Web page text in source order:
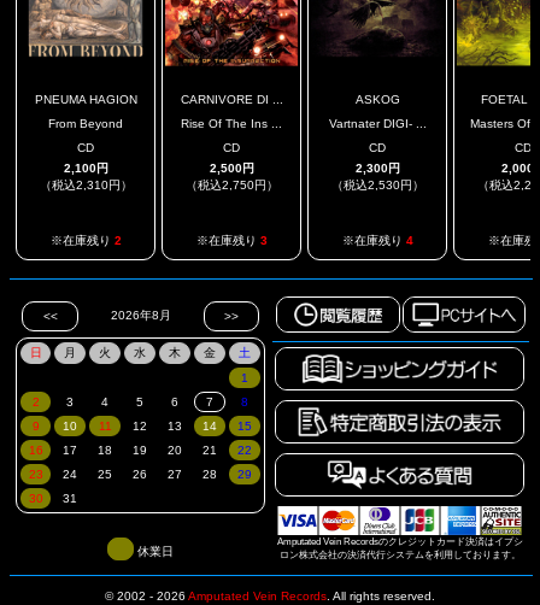
PNEUMA HAGION
From Beyond
CD
2,100円
（税込2,310円）
※在庫残り 2
CARNIVORE DI ...
Rise Of The Ins ...
CD
2,500円
（税込2,750円）
※在庫残り 3
ASKOG
Vartnater DIGI- ...
CD
2,300円
（税込2,530円）
※在庫残り 4
FOETAL
Masters Of
CD
2,000
（税込
※在庫残
Amputated Vein Recordsのクレジットカード決済はイプシ
ロン株式会社の決済代行システムを利用しております。
休業日
© 2002 - 2026 Amputated Vein Records All rights reserved.